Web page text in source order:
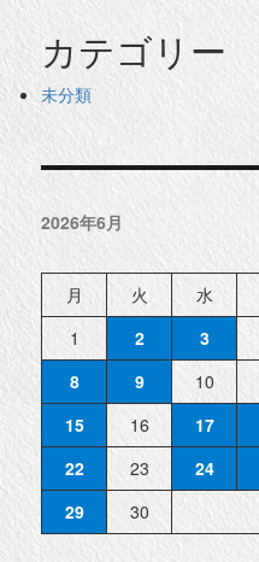
カテゴリー
未分類
2026年6月
月 火 水
1
2 3
8
9 10
15
16 17
22
23 24
29
30